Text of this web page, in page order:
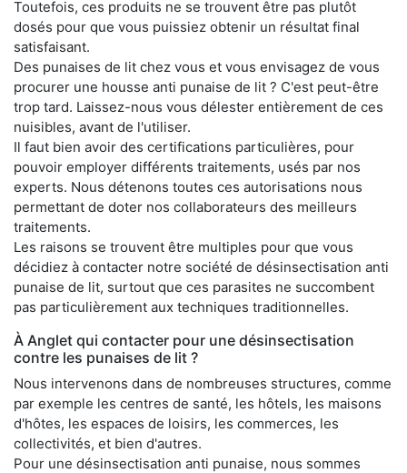
Toutefois, ces produits ne se trouvent être pas plutôt
dosés pour que vous puissiez obtenir un résultat final
satisfaisant.
Des punaises de lit chez vous et vous envisagez de vous
procurer une housse anti punaise de lit ? C'est peut-être
trop tard. Laissez-nous vous délester entièrement de ces
nuisibles, avant de l'utiliser.
Il faut bien avoir des certifications particulières, pour
pouvoir employer différents traitements, usés par nos
experts. Nous détenons toutes ces autorisations nous
permettant de doter nos collaborateurs des meilleurs
traitements.
Les raisons se trouvent être multiples pour que vous
décidiez à contacter notre société de désinsectisation anti
punaise de lit, surtout que ces parasites ne succombent
pas particulièrement aux techniques traditionnelles.
À Anglet qui contacter pour une désinsectisation
contre les punaises de lit ?
Nous intervenons dans de nombreuses structures, comme
par exemple les centres de santé, les hôtels, les maisons
d'hôtes, les espaces de loisirs, les commerces, les
collectivités, et bien d'autres.
Pour une désinsectisation anti punaise, nous sommes